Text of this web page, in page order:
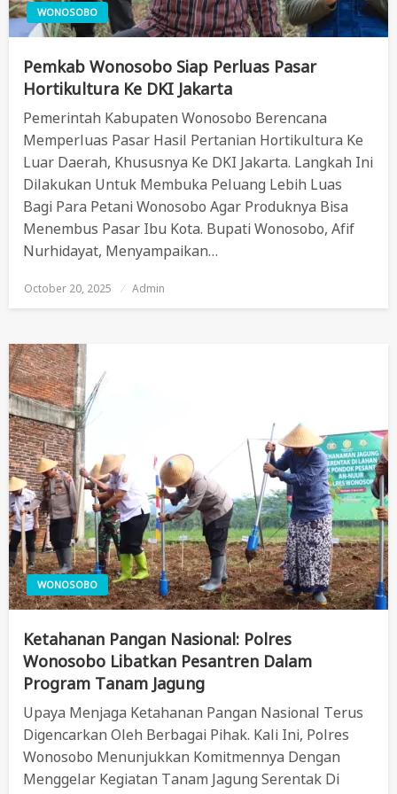
WONOSOBO
Pemkab Wonosobo Siap Perluas Pasar
Hortikultura Ke DKI Jakarta
Pemerintah Kabupaten Wonosobo Berencana
Memperluas Pasar Hasil Pertanian Hortikultura Ke
Luar Daerah, Khususnya Ke DKI Jakarta. Langkah Ini
Dilakukan Untuk Membuka Peluang Lebih Luas
Bagi Para Petani Wonosobo Agar Produknya Bisa
Menembus Pasar Ibu Kota. Bupati Wonosobo, Afif
Nurhidayat, Menyampaikan…
Posted
October 20, 2025 Admin
WONOSOBO
Ketahanan Pangan Nasional: Polres
Wonosobo Libatkan Pesantren Dalam
Program Tanam Jagung
Upaya Menjaga Ketahanan Pangan Nasional Terus
Digencarkan Oleh Berbagai Pihak. Kali Ini, Polres
Wonosobo Menunjukkan Komitmennya Dengan
Menggelar Kegiatan Tanam Jagung Serentak Di